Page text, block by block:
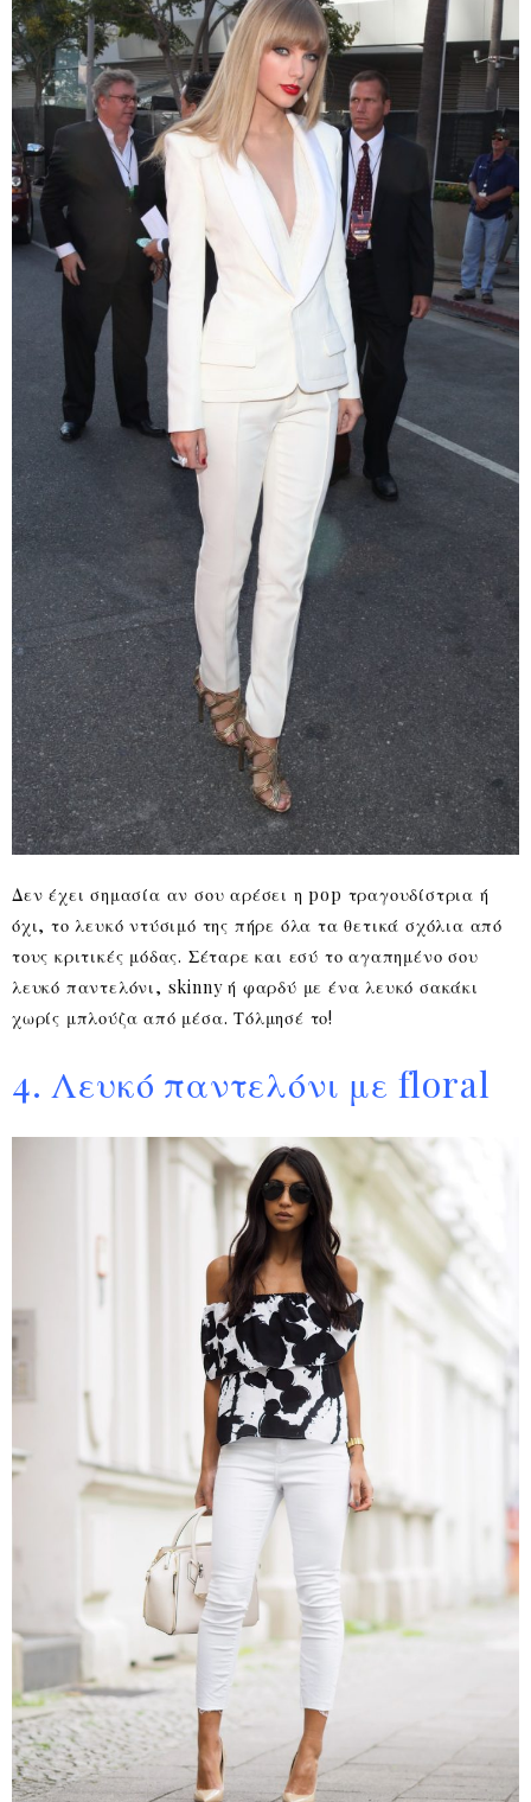
Δεν έχει σημασία αν σου αρέσει η pop τραγουδίστρια ή
όχι, το λευκό ντύσιμό της πήρε όλα τα θετικά σχόλια από
τους κριτικές μόδας. Σέταρε και εσύ το αγαπημένο σου
λευκό παντελόνι, skinny ή φαρδύ με ένα λευκό σακάκι
χωρίς μπλούζα από μέσα. Τόλμησέ το!
4. Λευκό παντελόνι με floral